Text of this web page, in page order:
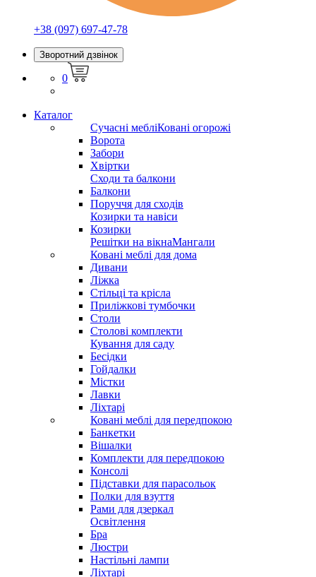
+38 (097) 697-47-78
Зворотний дзвінок
0
Каталог
Сучасні мебліКовані огорожі
Ворота
Забори
Хвіртки
Сходи та балкони
Балкони
Поруччя для сходів
Козирки та навіси
Козирки
Решітки на вікнаМангали
Ковані меблі для дома
Дивани
Ліжка
Стільці та крісла
Приліжкові тумбочки
Столи
Столові комплекти
Кування для саду
Бесідки
Гойдалки
Містки
Лавки
Ліхтарі
Ковані меблі для передпокою
Банкетки
Вішалки
Комплекти для передпокою
Консолі
Підставки для парасольок
Полки для взуття
Рами для дзеркал
Освітлення
Бра
Люстри
Настільні лампи
Ліхтарі